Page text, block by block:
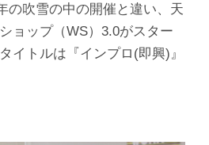
の吹雪の中の開催と違い、天
ョップ（WS）3.0がスター
イトルは『インプロ(即興)』